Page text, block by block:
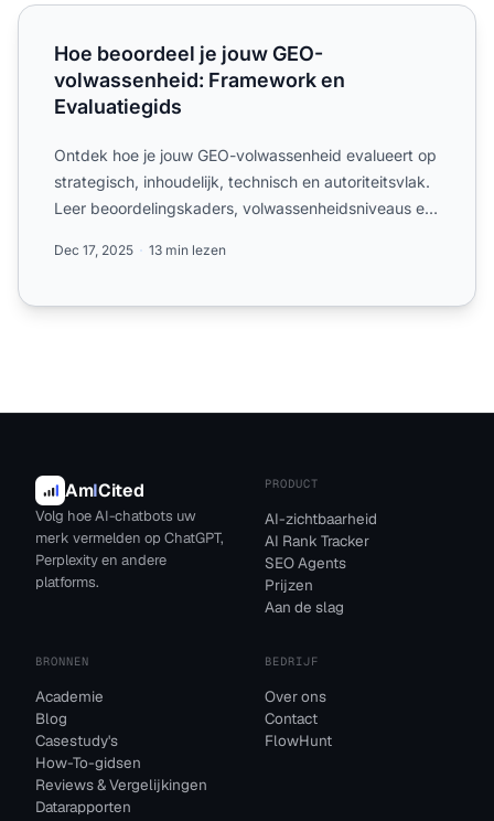
Hoe beoordeel je jouw GEO-volwassenheid: Framework
Hoe beoordeel je jouw GEO-
volwassenheid: Framework en
Evaluatiegids
Ontdek hoe je jouw GEO-volwassenheid evalueert op
strategisch, inhoudelijk, technisch en autoriteitsvlak.
Leer beoordelingskaders, volwassenheidsniveaus en
Dec 17, 2025 13 min lezen
AmICited
Volg hoe AI-chatbots uw
merk vermelden op ChatGPT,
Perplexity en andere
platforms.
PRODUCT
AI-zichtbaarheid
AI Rank Tracker
SEO Agents
Prijzen
Aan de slag
BRONNEN
Academie
Blog
Casestudy's
How-To-gidsen
Reviews & Vergelijkingen
Datarapporten
BEDRIJF
Over ons
Contact
FlowHunt